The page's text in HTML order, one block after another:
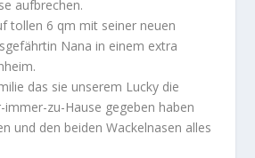
aufbrechen.
tollen 6 qm mit seiner neuen
Nana in einem extra
das sie unserem Lucky die
immer-zu-Hause gegeben haben
und den beiden Wackelnasen alles